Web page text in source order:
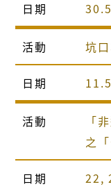
日期
活動 坑
日期
活動
「
之
日期 22,